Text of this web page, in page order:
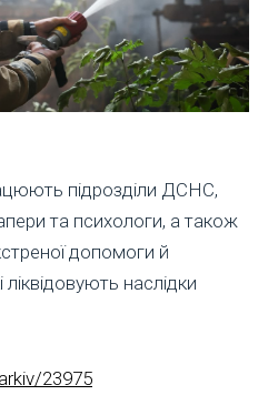
підрозділи ДСНС,
та психологи, а також
допомоги й
наслідки
23975